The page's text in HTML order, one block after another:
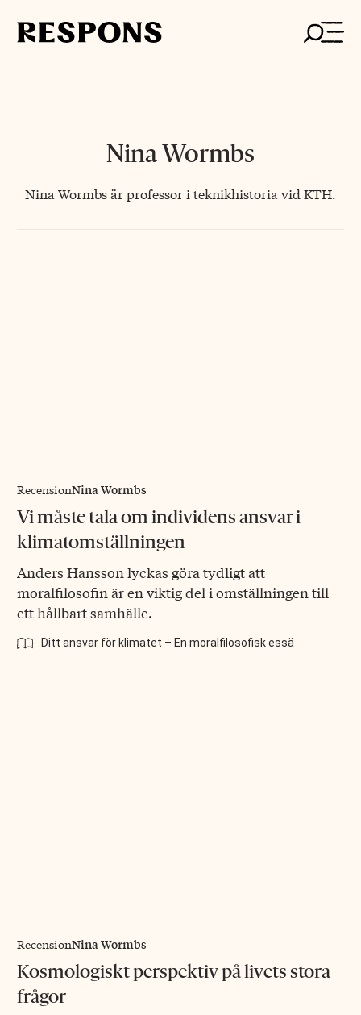
Nina Wormbs
Nina Wormbs är professor i teknikhistoria vid KTH.
RecensionNina Wormbs
Vi måste tala om individens ansvar i
klimatomställningen
Anders Hansson lyckas göra tydligt att
moralfilosofin är en viktig del i omställningen till
ett hållbart samhälle.
Ditt ansvar för klimatet – En moralfilosofisk essä
RecensionNina Wormbs
Kosmologiskt perspektiv på livets stora
frågor